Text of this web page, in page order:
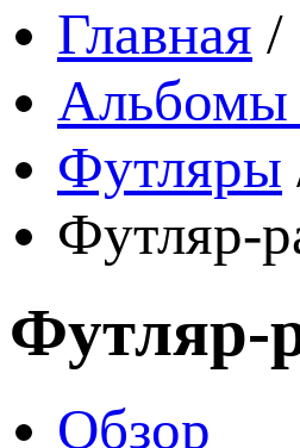
Главная /
Альбомы
Футляры
Футляр-
Футляр-
Обзор